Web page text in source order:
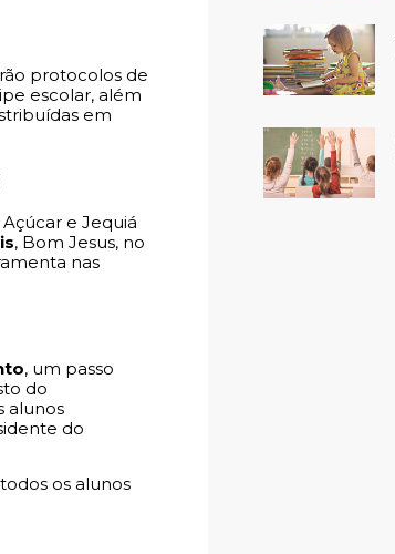
protocolos de
escolar, além
em
e Jequiá
, Bom Jesus, no
nas
, um passo
do
alunos
do
os alunos